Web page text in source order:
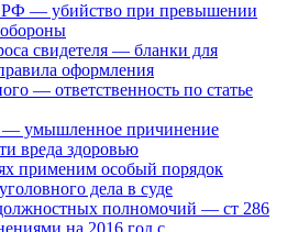
РФ — убийство при превышении
свидетеля — бланки для
оформления
— ответственность по статье
умышленное причинение
вреда здоровью
применим особый порядок
дела в суде
полномочий — ст 286
на 2016 год с